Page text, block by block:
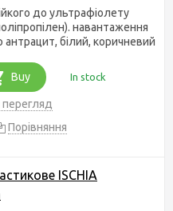
до ультрафіолету
навантаження
антрацит, білий, коричневий
Buy In stock
Порівняння
ISCHIA